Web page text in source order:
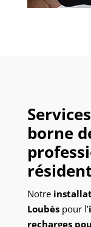
borne
Notre
Loubèspour l’
recharges